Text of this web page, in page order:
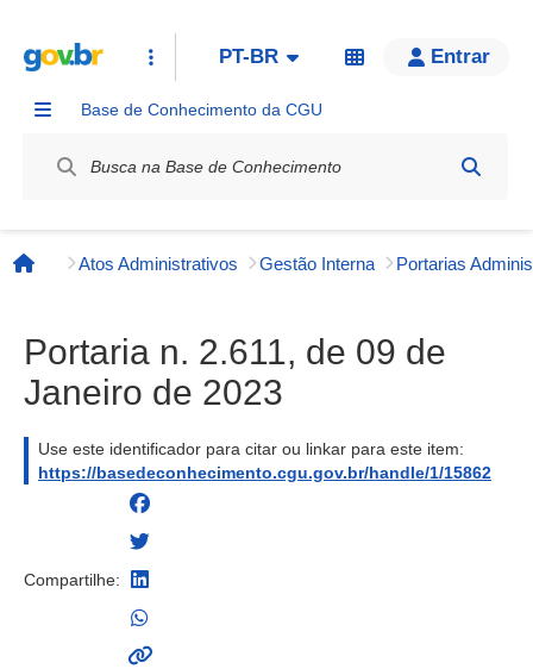
PT-BR Entrar
Base de Conhecimento da CGU
Página inicial
Atos Administrativos Gestão Interna
Portaria n. 2.611, de 09 de
Janeiro de 2023
Use este identificador para citar ou linkar para este item:
https://basedeconhecimento.cgu.gov.br/handle/1/15862
Compartilhe: